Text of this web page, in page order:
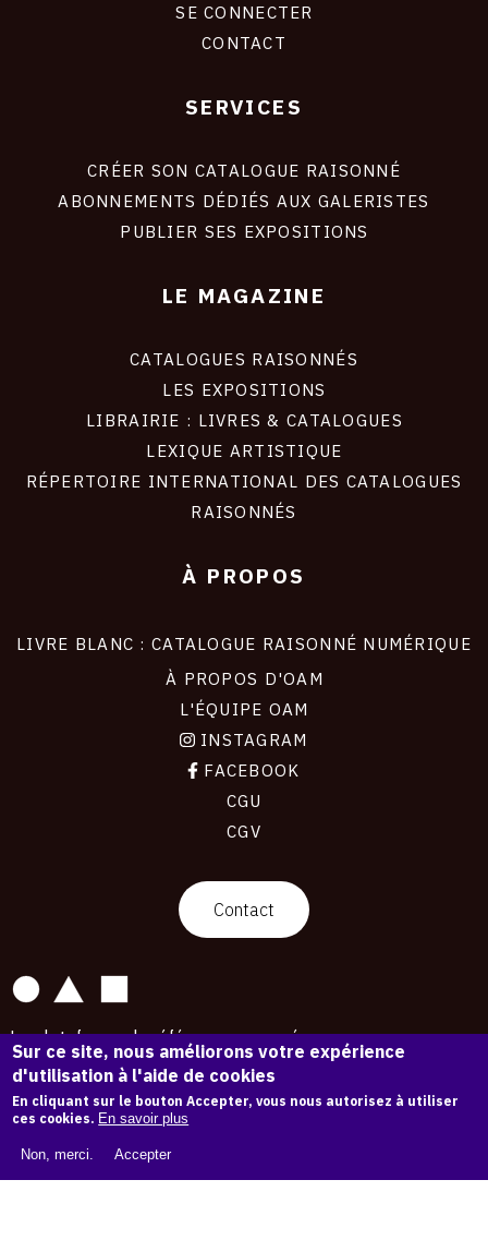
SE CONNECTER
CONTACT
SERVICES
CRÉER SON CATALOGUE RAISONNÉ
ABONNEMENTS DÉDIÉS AUX GALERISTES
PUBLIER SES EXPOSITIONS
LE MAGAZINE
CATALOGUES RAISONNÉS
LES EXPOSITIONS
LIBRAIRIE : LIVRES & CATALOGUES
LEXIQUE ARTISTIQUE
RÉPERTOIRE INTERNATIONAL DES CATALOGUES
RAISONNÉS
À PROPOS
LIVRE BLANC : CATALOGUE RAISONNÉ NUMÉRIQUE
À PROPOS D'OAM
L'ÉQUIPE OAM
INSTAGRAM
FACEBOOK
CGU
CGV
Contact
La plateforme de référence pour créer,
conserver et promouvoir l'Histoire de l'Art.
Des catalogues raisonnés aux archives
d'expositions.
43 254 œuvres d'art — 7 587 expositions
Copyright © OAM 2026. Tous droits réservés.
Sur ce site, nous améliorons votre expérience
d'utilisation à l'aide de cookies
En cliquant sur le bouton Accepter, vous nous autorisez à utiliser
ces cookies. En savoir plus
Non, merci. Accepter